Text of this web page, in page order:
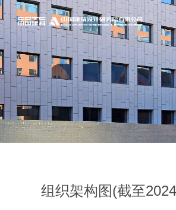
组织架构图(截至